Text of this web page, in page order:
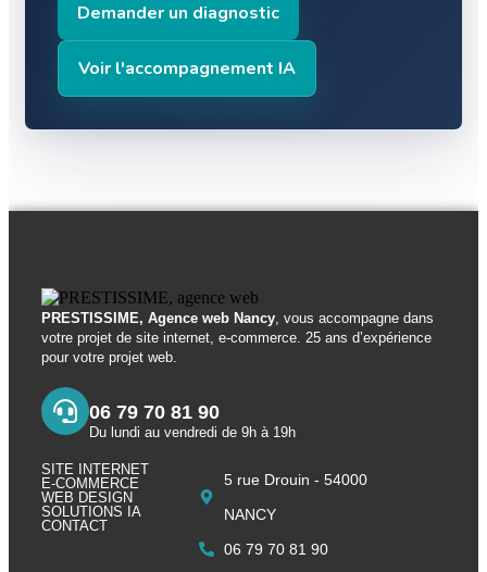
Demander un diagnostic
Voir l'accompagnement IA
PRESTISSIME, Agence web Nancy, vous accompagne dans
votre projet de site internet, e-commerce. 25 ans d’expérience
pour votre projet web.
06 79 70 81 90
Du lundi au vendredi de 9h à 19h
SITE INTERNET
E-COMMERCE
WEB DESIGN
SOLUTIONS IA
CONTACT
5 rue Drouin - 54000
NANCY
06 79 70 81 90